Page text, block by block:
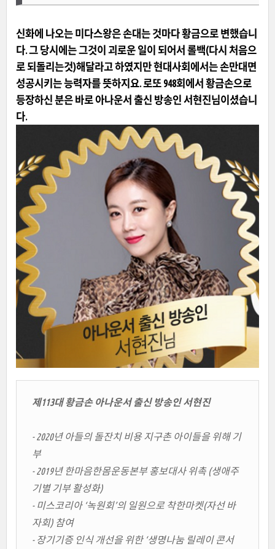
신화에 나오는 미다스왕은 손대는 것마다 황금으로 변했습니
다. 그 당시에는 그것이 괴로운 일이 되어서 롤백(다시 처음으
로 되돌리는것)해달라고 하였지만 현대사회에서는 손만대면
성공시키는 능력자를 뜻하지요. 로또 948회에서 황금손으로
등장하신 분은 바로 아나운서 출신 방송인 서현진님이셨습니
다.
제113대 황금손 아나운서 출신 방송인 서현진
- 2020년 아들의 돌잔치 비용 지구촌 아이들을 위해 기
부
- 2019년 한마음한몸운동본부 홍보대사 위촉 (생애주
기별 기부 활성화)
- 미스코리아 ‘녹원회’의 일원으로 착한마켓(자선 바
자회) 참여
- 장기기증 인식 개선을 위한 ‘생명나눔 릴레이 콘서